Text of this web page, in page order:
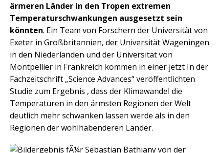
ärmeren Länder in den Tropen extremen
Temperaturschwankungen ausgesetzt sein
könnten. Ein Team von Forschern der Universität von
Exeter in Großbritannien, der Universität Wageningen
in den Niederlanden und der Universität von
Montpellier in Frankreich kommen in einer jetzt In der
Fachzeitschrift „Science Advances“ veröffentlichten
Studie zum Ergebnis , dass der Klimawandel die
Temperaturen in den ärmsten Regionen der Welt
deutlich mehr schwanken lassen werde als in den
Regionen der wohlhabenderen Länder.